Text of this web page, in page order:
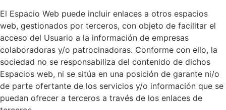
El Espacio Web puede incluir enlaces a otros espacios
web, gestionados por terceros, con objeto de facilitar el
acceso del Usuario a la información de empresas
colaboradoras y/o patrocinadoras. Conforme con ello, la
sociedad no se responsabiliza del contenido de dichos
Espacios web, ni se sitúa en una posición de garante ni/o
de parte ofertante de los servicios y/o información que se
puedan ofrecer a terceros a través de los enlaces de